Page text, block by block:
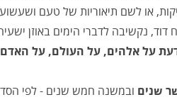
או לשם תיאוריות של טעם
נקשיבה לדברי הימים באוזן
על אלהים, על העולם, על
שנים ובמשנה חמש שנים - לפי